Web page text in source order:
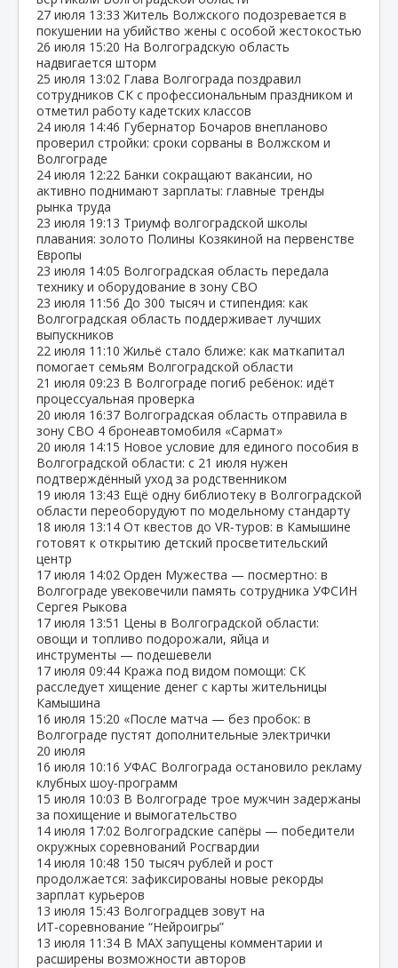
27 июля 13:33 Житель Волжского подозревается в
покушении на убийство жены с особой жестокостью
26 июля 15:20 На Волгоградскую область
надвигается шторм
25 июля 13:02 Глава Волгограда поздравил
сотрудников СК с профессиональным праздником и
отметил работу кадетских классов
24 июля 14:46 Губернатор Бочаров внепланово
проверил стройки: сроки сорваны в Волжском и
Волгограде
24 июля 12:22 Банки сокращают вакансии, но
активно поднимают зарплаты: главные тренды
рынка труда
23 июля 19:13 Триумф волгоградской школы
плавания: золото Полины Козякиной на первенстве
Европы
23 июля 14:05 Волгоградская область передала
технику и оборудование в зону СВО
23 июля 11:56 До 300 тысяч и стипендия: как
Волгоградская область поддерживает лучших
выпускников
22 июля 11:10 Жильё стало ближе: как маткапитал
помогает семьям Волгоградской области
21 июля 09:23 В Волгограде погиб ребёнок: идёт
процессуальная проверка
20 июля 16:37 Волгоградская область отправила в
зону СВО 4 бронеавтомобиля «Сармат»
20 июля 14:15 Новое условие для единого пособия в
Волгоградской области: с 21 июля нужен
подтверждённый уход за родственником
19 июля 13:43 Ещё одну библиотеку в Волгоградской
области переоборудуют по модельному стандарту
18 июля 13:14 От квестов до VR‑туров: в Камышине
готовят к открытию детский просветительский
центр
17 июля 14:02 Орден Мужества — посмертно: в
Волгограде увековечили память сотрудника УФСИН
Сергея Рыкова
17 июля 13:51 Цены в Волгоградской области:
овощи и топливо подорожали, яйца и
инструменты — подешевели
17 июля 09:44 Кража под видом помощи: СК
расследует хищение денег с карты жительницы
Камышина
16 июля 15:20 «После матча — без пробок: в
Волгограде пустят дополнительные электрички
20 июля
16 июля 10:16 УФАС Волгограда остановило рекламу
клубных шоу‑программ
15 июля 10:03 В Волгограде трое мужчин задержаны
за похищение и вымогательство
14 июля 17:02 Волгоградские сапёры — победители
окружных соревнований Росгвардии
14 июля 10:48 150 тысяч рублей и рост
продолжается: зафиксированы новые рекорды
зарплат курьеров
13 июля 15:43 Волгоградцев зовут на
ИТ‑соревнование “Нейроигры”
13 июля 11:34 В МАХ запущены комментарии и
расширены возможности авторов